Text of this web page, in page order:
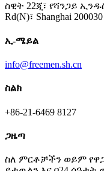
ስዊት 22ጂ፣ የሻንጋይ
Rd(N)፣ Shanghai
ኢ-ሜይል
info@freemen.sh.cn
ስልክ
+86-21-6469 8127
ጋዜጣ
ስለ ምርቶቻችን ወይም